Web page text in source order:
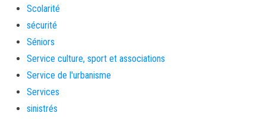
Scolarité
sécurité
Séniors
Service culture, sport et associations
Service de l'urbanisme
Services
sinistrés